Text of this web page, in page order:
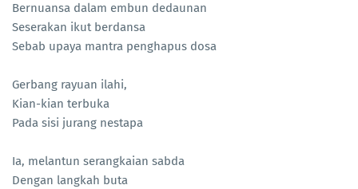
Bernuansa dalam embun dedaunan
Seserakan ikut berdansa
Sebab upaya mantra penghapus dosa
Gerbang rayuan ilahi,
Kian-kian terbuka
Pada sisi jurang nestapa
Ia, melantun serangkaian sabda
Dengan langkah buta